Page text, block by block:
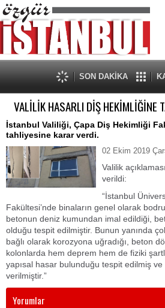
SON DAKİKA
VALİLİK HASARLI DİŞ HEKİMLİĞİNE
İstanbul Valiliği, Çapa Diş Hekimliği
tahliyesine karar verdi.
02 Ekim 2019
Valilik
verildi:
“İstanbul
Fakültesi’nde binaların genel olarak
betonun deniz kumundan imal edildiği,
olduğu tespit edilmiştir. Bunun yanında
bağlı olarak korozyona uğradığı, beton
kolonlarda hem deprem hem de fiziki
yapısal hasar bulunduğu tespit edilmiş
verilmiştir.”
Yorumlar